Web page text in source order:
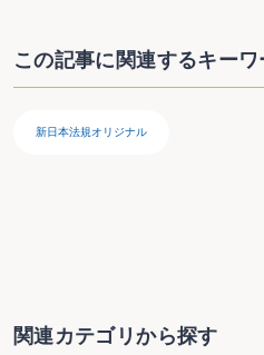
この記事に関連するキーワ
新日本法規オリジナル
関連カテゴリから探す